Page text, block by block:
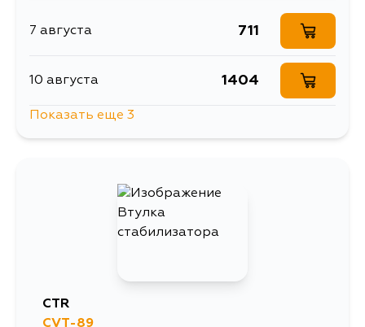
7 августа 711
10 августа 1404
Показать еще 3
CTR
CVT-89